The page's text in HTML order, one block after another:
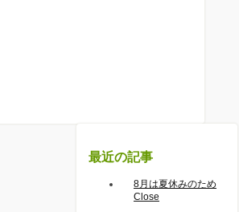
最近の記事
8月は夏休みのため
Close